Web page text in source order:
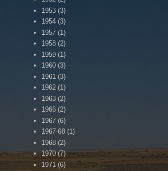
1953 (3)
1954 (3)
1957 (1)
1958 (2)
1959 (1)
1960 (3)
1961 (3)
1962 (1)
1963 (2)
1966 (2)
1967 (6)
1967-68 (1)
1968 (2)
1970 (7)
1971 (6)